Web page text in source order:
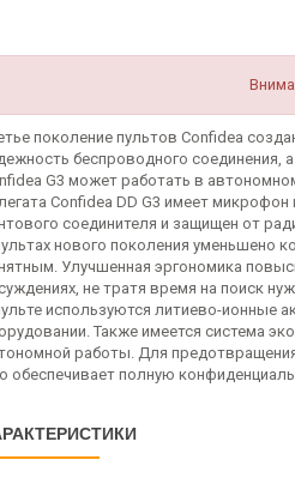
поколение пультов Confidea
беспроводного соединения,
G3 может работать в
Confidea DD G3 имеет
соединителя и защищен от
нового поколения уменьшено
Улучшенная эргономика
не тратя время на поиск
используются литиево-ионные
Также имеется система
работы. Для
обеспечивает полную